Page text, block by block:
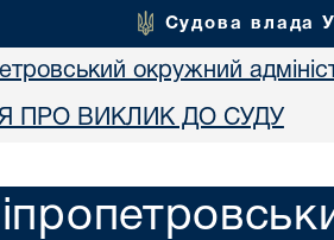
Судова влада
окружний
ПРО ВИКЛИК ДО СУДУ